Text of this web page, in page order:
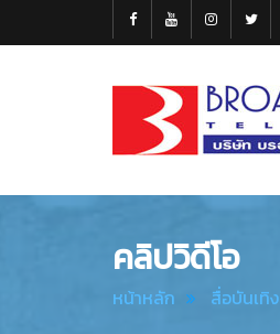
Thai
คลิปวิดีโอ
หน้าหลัก สื่อบันเทิง